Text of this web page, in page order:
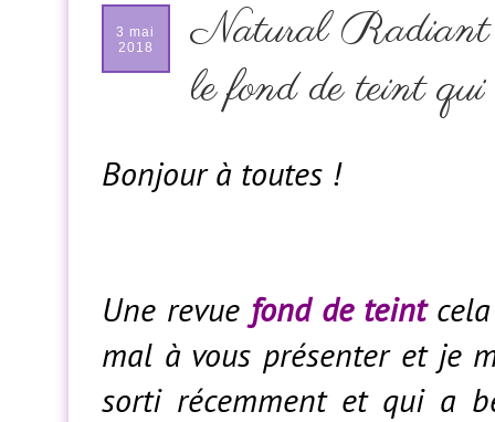
3 mai
2018
Natural Radiant
le fond de teint
Bonjour à toutes !
Une revue fond de teintcela
mal à vous présenter et je
sorti récemment et qui a